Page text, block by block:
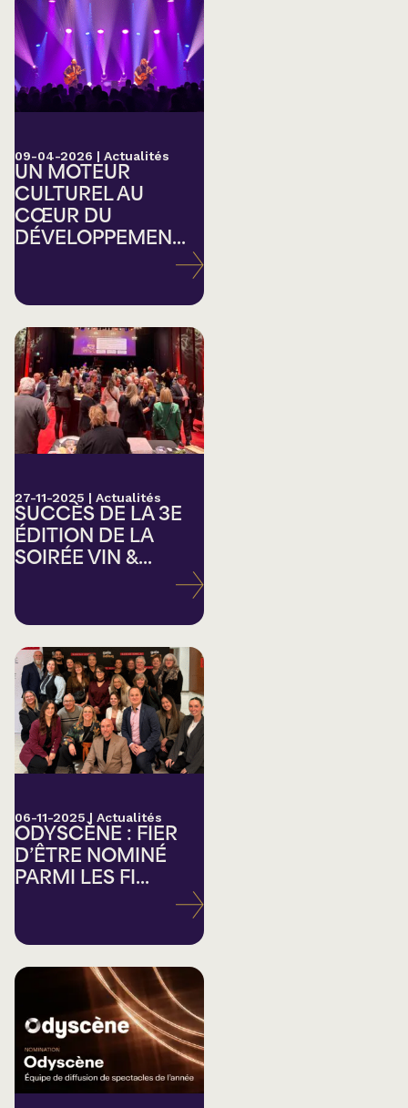
09-04-2026 | Actualités
UN MOTEUR
CULTUREL AU
CŒUR DU
DÉVELOPPEMEN...
27-11-2025 | Actualités
SUCCÈS DE LA 3E
ÉDITION DE LA
SOIRÉE VIN &...
06-11-2025 | Actualités
ODYSCÈNE : FIER
D’ÊTRE NOMINÉ
PARMI LES FI...